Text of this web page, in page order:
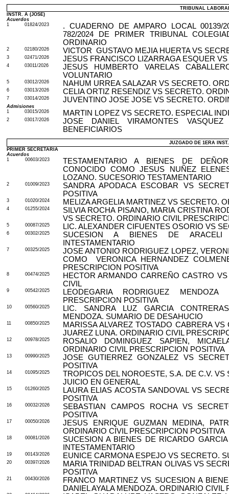
TRIBUNAL
INSTR. A (JOSE)
Acuerdos
1
01824/2023
. CUADERNO DE AMPARO LOCAL 00139/
782/2024 DE PRIMER TRIBUNAL
ORDINARIO
2 02180/2026 VICTOR GUSTAVO MEJIA HUERTA VS
3 02471/2026 JESUS FRANCISCO LIZARRAGA ESQUER
4 03011/2026
JESUS HUMBERTO VARELAS
VOLUNTARIO
5 03012/2026 NAHUM URREA SALAZAR VS SECRETO.
6 03013/2026 CELIA ORTIZ RESENDIZ VS SECRETO.
7 03014/2026 JUVENTINO JOSE JOSEVS SECRETO.
Admisiones
1
03015/2026 MARTIN LOPEZ VS SECRETO. ESPECIAL
2 03017/2026
JOSE DANIEL VIRAMONTES
BENEFICIARIOS
JUZGADO DE 1ERA
PRIMER SECRETARIA
Acuerdos
1
00603/2023
TESTAMENTARIO A BIENES DE
CONOCIDO COMO JESUS NUÑEZ
LOZANO. SUCESORIO TESTAMENTARIO
2 01009/2023
SANDRA APODACA ESCOBAR VS
POSITIVA
3 01020/2024 MELIZA ARGELIA MARTINEZ VS SECRETO.
4 01255/2024
SILVIA ROCHA PISANO, MARIA CRISTINA
VS SECRETO. ORDINARIO CIVIL
5 00087/2025 LIC. ALEXANDER CIFUENTES OSORIO VS
6 00302/2025
SUCESION A BIENES DE ARACELI
INTESTAMENTARIO
7 00325/2025
JOSE ANTONIO RODRIGUEZ LOPEZ,
COMO
VERONICA HERNANDEZ
PRESCRIPCION POSITIVA
8 00474/2025
HECTOR ARMANDO CARREÑO CASTRO
CIVIL
9 00542/2025
LEODEGARIA RODRIGUEZ
PRESCRIPCION POSITIVA
10 00560/2025
LIC. SANDRA LUZ GARCIA
MENDOZA. SUMARIO DE DESAHUCIO
11 00850/2025
MARISSA ALVAREZ TOSTADO CABRERA
JUAREZ LUNA. ORDINARIO CIVIL
12 00978/2025
ROSALIO DOMINGUEZ SAPIEN,
ORDINARIO CIVIL PRESCRIPCION POSITIVA
13 00990/2025
JOSE GUTIERREZ GONZALEZ VS
POSITIVA
14 01095/2025
TROPICOS DEL NOROESTE, S.A. DE C.V.
JUICIO EN GENERAL
15 01260/2025
LAURA ELIAS ACOSTA SANDOVAL VS
POSITIVA
16 00032/2026
SEBASTIAN CAMPOS ROCHA VS
POSITIVA
17 00050/2026
JESUS ENRIQUE GUZMAN MEDINA,
ORDINARIO CIVIL PRESCRIPCION POSITIVA
18 00081/2026
SUCESION A BIENES DE RICARDO
INTESTAMENTARIO
19 00143/2026 EUNICE CARMONA ESPEJO VS SECRETO.
20 00397/2026
MARIA TRINIDAD BELTRAN OLIVAS VS
POSITIVA
21 00430/2026
FRANCO MARTINEZ VS SUCESION A
DANIEL AYALA MENDOZA. ORDINARIO CIVIL